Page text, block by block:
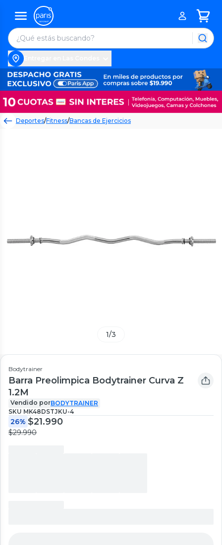
Deportes/Fitness/Bancas de Ejercicios
1/3
Bodytrainer
Barra Preolimpica Bodytrainer Curva Z
1.2M
Vendido porBODYTRAINER
SKU MK48DSTJKU-4
26% $21.990
$29.990